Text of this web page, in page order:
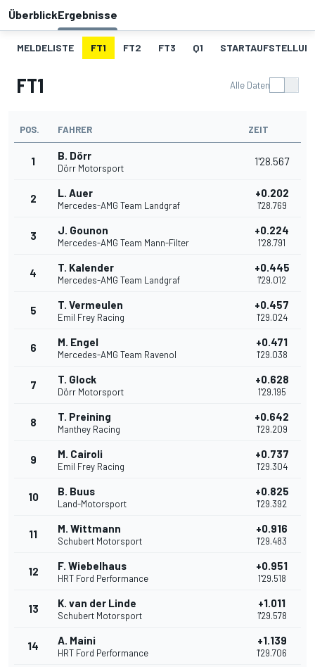
ÜberblickErgebnisse
MELDELISTE FT1 FT2 FT3 Q1
FT1 Alle Daten
POS. FAHRER ZEIT
1 B. Dörr
Dörr Motorsport
1'28.567
2 L. Auer
Mercedes-AMG Team Landgraf
+0.202
1'28.769
3 J. Gounon
Mercedes-AMG Team Mann-Filter
+0.224
1'28.791
4 T. Kalender
Mercedes-AMG Team Landgraf
+0.445
1'29.012
5 T. Vermeulen
Emil Frey Racing
+0.457
1'29.024
6 M. Engel
Mercedes-AMG Team Ravenol
+0.471
1'29.038
7 T. Glock
Dörr Motorsport
+0.628
1'29.195
8 T. Preining
Manthey Racing
+0.642
1'29.209
9 M. Cairoli
Emil Frey Racing
+0.737
1'29.304
10 B. Buus
Land-Motorsport
+0.825
1'29.392
11 M. Wittmann
Schubert Motorsport
+0.916
1'29.483
12 F. Wiebelhaus
HRT Ford Performance
+0.951
1'29.518
13 K. van der Linde
Schubert Motorsport
+1.011
1'29.578
14 A. Maini
HRT Ford Performance
+1.139
1'29.706